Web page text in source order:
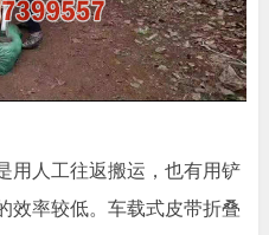
用人工往返搬运，也有用铲
效率较低。车载式皮带折叠